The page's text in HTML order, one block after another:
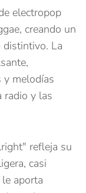
electropop
creando un
distintivo. La
y melodías
radio y las
refleja su
casi
aporta